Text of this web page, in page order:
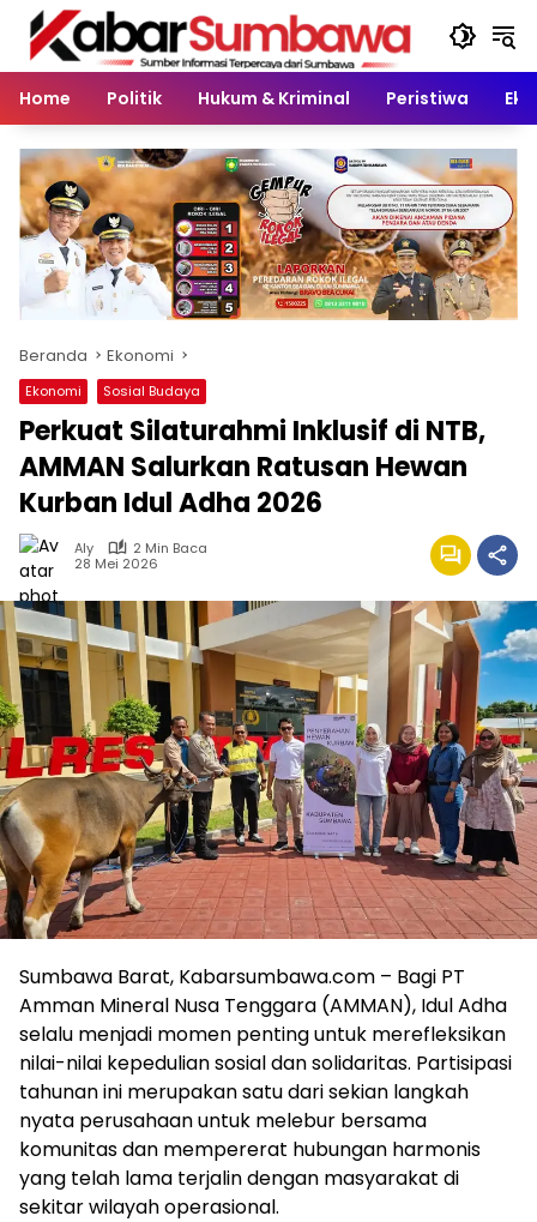
Langsung
konten
Home
Politik Hukum & Kriminal Peristiwa
Beranda Ekonomi
Ekonomi Sosial Budaya
Perkuat Silaturahmi Inklusif di NTB,
AMMAN Salurkan Ratusan Hewan
Kurban Idul Adha 2026
Aly
2 Min Baca
28 Mei 2026
Sumbawa Barat, Kabarsumbawa.com – Bagi PT
Amman Mineral Nusa Tenggara (AMMAN), Idul Adha
selalu menjadi momen penting untuk merefleksikan
nilai-nilai kepedulian sosial dan solidaritas. Partisipasi
tahunan ini merupakan satu dari sekian langkah
nyata perusahaan untuk melebur bersama
komunitas dan mempererat hubungan harmonis
yang telah lama terjalin dengan masyarakat di
sekitar wilayah operasional.